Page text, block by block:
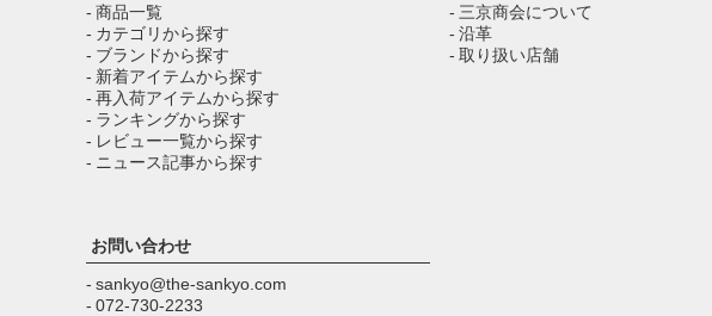
- 商品一覧
- カテゴリから探す
- ブランドから探す
- 新着アイテムから探す
- 再入荷アイテムから探す
- ランキングから探す
- レビュー一覧から探す
- ニュース記事から探す
- 三京商会について
- 沿革
- 取り扱い店舗
お問い合わせ
- sankyo@the-sankyo.com
- 072-730-2233